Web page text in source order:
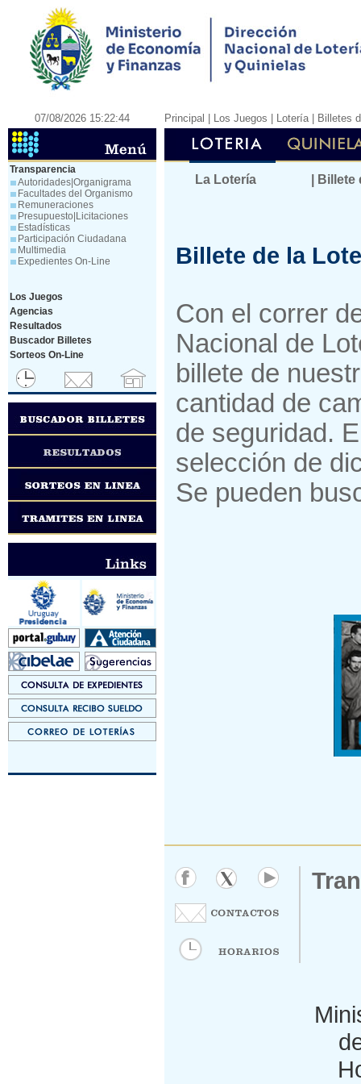
07/08/2026 15:22:44 Principal | Los Juegos | Lotería| Billetes
Transparencia
Autoridades|Organigrama
Facultades del Organismo
Remuneraciones
Presupuesto|Licitaciones
Estadísticas
Participación Ciudadana
Multimedia
Expedientes On-Line
Los Juegos
Agencias
Resultados
Buscador Billetes
Sorteos On-Line
La Lotería |
Billete de la
Con el correr
Nacional de
billete de
cantidad de
de seguridad.
selección de
Se pueden